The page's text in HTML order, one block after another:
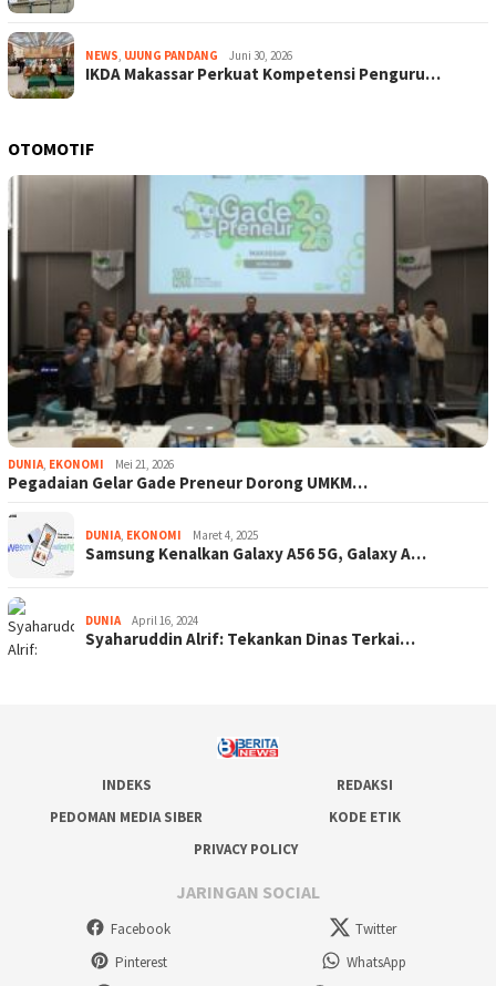
NEWS, UJUNG PANDANG Juni 30, 2026
IKDA Makassar Perkuat Kompetensi Penguru…
OTOMOTIF
DUNIA, EKONOMI Mei 21, 2026
Pegadaian Gelar Gade Preneur Dorong UMKM…
DUNIA, EKONOMI Maret 4, 2025
Samsung Kenalkan Galaxy A56 5G, Galaxy A…
DUNIA April 16, 2024
Syaharuddin Alrif: Tekankan Dinas Terkai…
INDEKS
REDAKSI
PEDOMAN MEDIA SIBER
KODE ETIK
PRIVACY POLICY
JARINGAN SOCIAL
Facebook
Twitter
Pinterest
WhatsApp